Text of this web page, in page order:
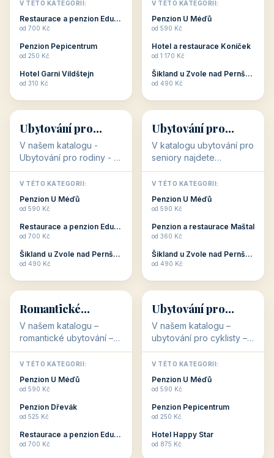
dovolenou přímo
souvisejí. Aktivní
odpočinek jso...
V TÉTO KATEGORII:
Restaurace a penzion Eduard
od 700 Kč
Penzion Pepicentrum
od 250 Kč
Hotel Garni Vildštejn
od 310 Kč
cenově dostupné
ubytování v ČR. Budete
c...
V TÉTO KATEGORII:
Penzion U Méďů
od 590 Kč
Hotel a restaurace Koníček
od 1 170 Kč
Šikland u Zvole nad Pernštejnem
od 490 Kč
👨‍👩‍👧‍👦
👨‍👩‍👧‍👦
34 objektů
Ubytování pro
rodiny
V našem katalogu -
Ubytování pro rodiny -
jsou pro Vás připraveny
objekty, které svojí
polohou či vybaveností,
nabízí klidné ubytování
V TÉTO KATEGORII:
Penzion U Méďů
od 590 Kč
Restaurace a penzion Eduard
od 700 Kč
Šikland u Zvole nad Pernštejnem
od 490 Kč
🧓
🧓
33 objektů
Ubytování pro
seniory
V katalogu ubytování pro
seniory najdete
penziony a hotely, které
jsou přizpůsobeny pro
ubytování klientů vyššího
věku. Některé z nich
V TÉTO KATEGORII:
Penzion U Méďů
od 590 Kč
Penzion a restaurace Maštal
od 360 Kč
Šikland u Zvole nad Pernštejnem
od 490 Kč
💕
💕
Romantické
ubytování
V našem katalogu –
romantické ubytování –
jsou pro Vás připraveny
objekty, které svojí
stavbou, polohou anebo
zaměřením nabízí
Romantické ...
V TÉTO KATEGORII:
Penzion U Méďů
od 590 Kč
Penzion Dřevák
od 525 Kč
Restaurace a penzion Eduard
od 700 Kč
🚴
🚴
32 objektů
Ubytování pro
cyklisty
V našem katalogu –
ubytování pro cyklisty –
jsou pro Vás připraveny
objekty, které jsou na
milovníky cykloturistiky
připraveny. Většinou mají
V TÉTO KATEGORII:
Penzion U Méďů
od 590 Kč
Penzion Pepicentrum
od 250 Kč
Hotel Happy Star
od 875 Kč
👥 💼